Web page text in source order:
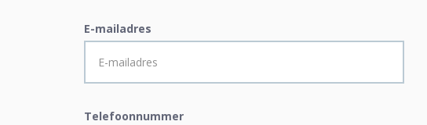
E-mailadres
Telefoonnummer